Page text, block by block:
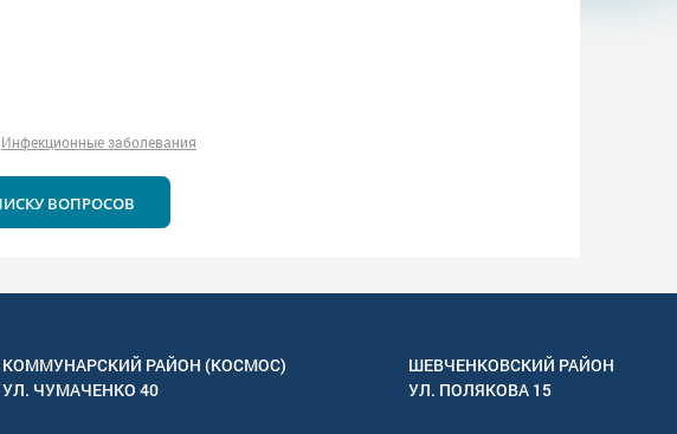
Инфекционные заболевания
ВОПРОСОВ
КОММУНАРСКИЙ РАЙОН (КОСМОС)
УЛ. ЧУМАЧЕНКО 40
ШЕВЧЕНКОВСКИЙ РАЙОН
УЛ. ПОЛЯКОВА 15